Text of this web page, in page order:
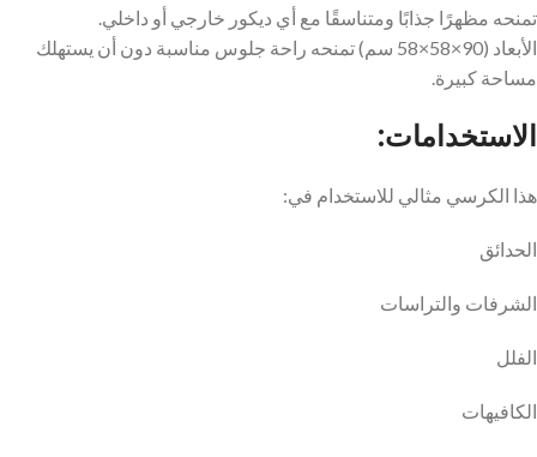
تمنحه مظهرًا جذابًا ومتناسقًا مع أي ديكور خارجي أو داخلي.
الأبعاد (90×58×58 سم) تمنحه راحة جلوس مناسبة دون أن يستهلك
مساحة كبيرة.
الاستخدامات:
هذا الكرسي مثالي للاستخدام في:
الحدائق
الشرفات والتراسات
الفلل
الكافيهات